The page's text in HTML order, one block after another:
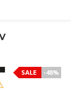
-48%
SALE